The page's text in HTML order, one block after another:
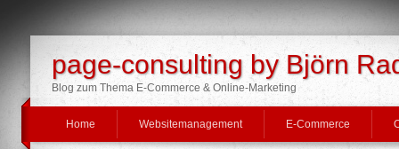
page-consulting by Björn
Blog zum Thema E-Commerce & Online-Marketing
Home Websitemanagement E-Commerce